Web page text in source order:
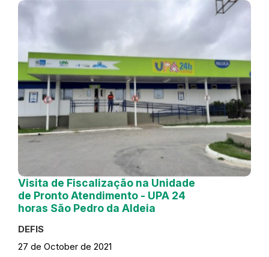
Visita de Fiscalização na Unidade
de Pronto Atendimento - UPA 24
horas São Pedro da Aldeia
DEFIS
27 de October de 2021